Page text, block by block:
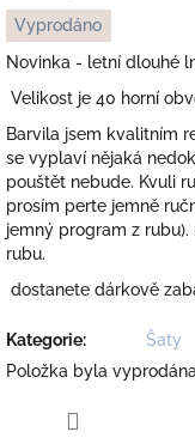
Měrná
cena:
Vyprodáno
Novinka - letní dlouhé
Velikost je 40 horní
Barvila jsem kvalitním
se vyplaví nějaká
pouštět nebude. Kvuli
prosím perte jemně
jemný program z
rubu.
dostanete dárkově
Kategorie:
Šaty
Položka byla